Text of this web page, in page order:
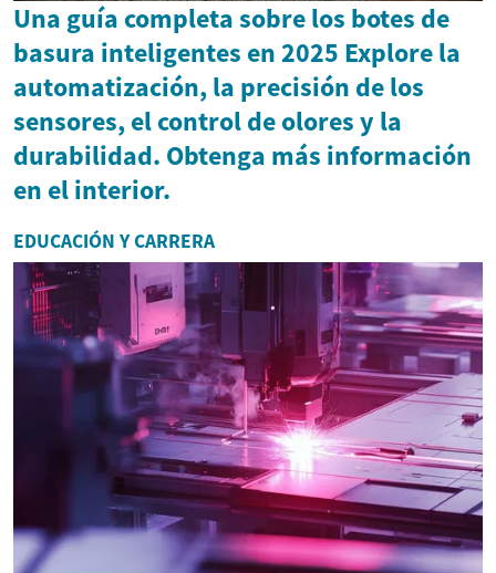
Una guía completa sobre los botes de
basura inteligentes en 2025 Explore la
automatización, la precisión de los
sensores, el control de olores y la
durabilidad. Obtenga más información
en el interior.
EDUCACIÓN Y CARRERA